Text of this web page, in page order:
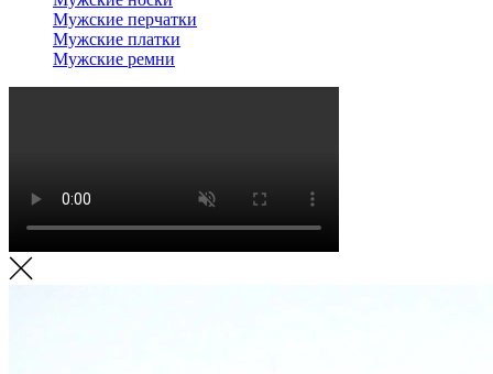
Мужские перчатки
Мужские платки
Мужские ремни